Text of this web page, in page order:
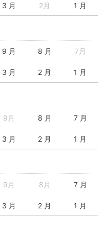
3 月 2月 1 月
9 月 8 月 7月
3 月 2 月 1 月
9月 8 月 7 月
3 月 2 月 1 月
9月 8月 7 月
3 月 2 月 1 月